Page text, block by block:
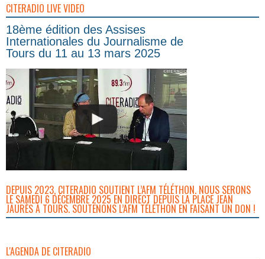
CITERADIO LIVE VIDEO
18ème édition des Assises
Internationales du Journalisme de
Tours du 11 au 13 mars 2025
DEPUIS 2023, CITERADIO SOUTIENT L’AFM TÉLÉTHON. NOUS SERONS
LE SAMEDI 6 DÉCEMBRE 2025 EN DIRECT DEPUIS LA PLACE JEAN
JAURÈS À TOURS. SOUTENONS L’AFM TÉLÉTHON EN FAISANT UN DON !
L'AGENDA DE CITERADIO